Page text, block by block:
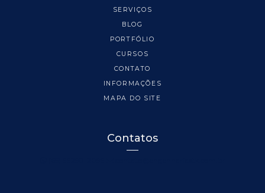
SERVIÇOS
BLOG
PORTFÓLIO
CURSOS
CONTATO
INFORMAÇÕES
MAPA DO SITE
Contatos